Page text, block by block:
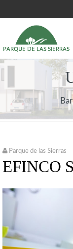
Parque de las Sierras
EFINCO